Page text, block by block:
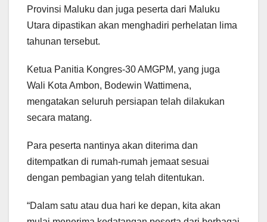
Provinsi Maluku dan juga peserta dari Maluku
Utara dipastikan akan menghadiri perhelatan lima
tahunan tersebut.
Ketua Panitia Kongres-30 AMGPM, yang juga
Wali Kota Ambon, Bodewin Wattimena,
mengatakan seluruh persiapan telah dilakukan
secara matang.
Para peserta nantinya akan diterima dan
ditempatkan di rumah-rumah jemaat sesuai
dengan pembagian yang telah ditentukan.
“Dalam satu atau dua hari ke depan, kita akan